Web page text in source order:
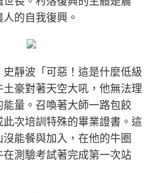
的自我復興。
靜波「可惡！這是什麼低級
豪對著天空大吼，他無法理
量。召喚著大師一路包餃
次培訓特殊的畢業證書。這
能餐與加入，在他的牛圈
在測驗考試著完成第一次站